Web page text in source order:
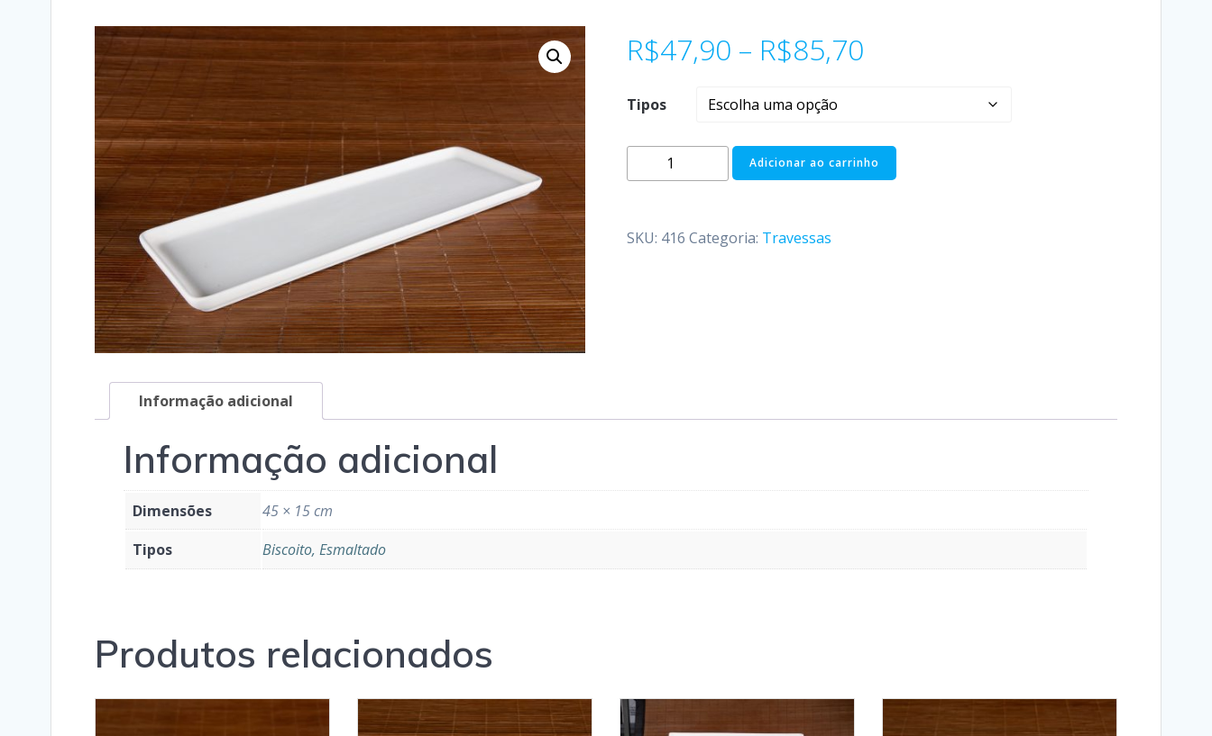
R$47,90 – R$85,70
Tipos
Adicionar ao carrinho
SKU: 416 Categoria: Travessas
Informação adicional
Informação adicional
Dimensões
45 × 15 cm
Tipos
Biscoito, Esmaltado
Produtos relacionados